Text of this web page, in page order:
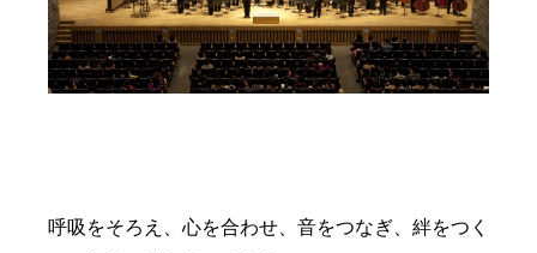
呼吸をそろえ、心を合わせ、音をつなぎ、絆をつく